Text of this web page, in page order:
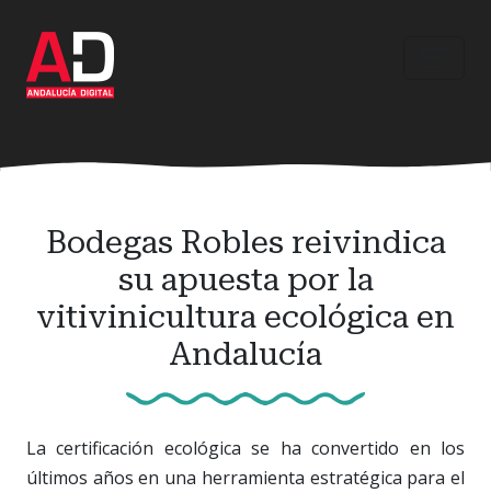
contenido
principal
Bodegas Robles reivindica
su apuesta por la
vitivinicultura ecológica en
Andalucía
La certificación ecológica se ha convertido en los
últimos años en una herramienta estratégica para el